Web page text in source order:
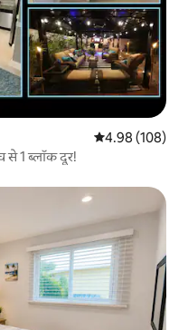
औसत रेटिंग 5 में से
4.98 (108)
से 1 ब्लॉक दूर!